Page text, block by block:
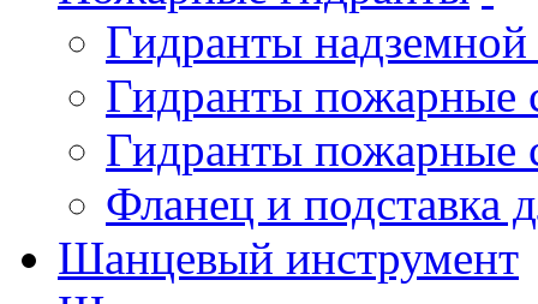
Гидранты
Гидранты пожарные
Гидранты пожарные
Фланец и подставка
Шанцевый инструмент